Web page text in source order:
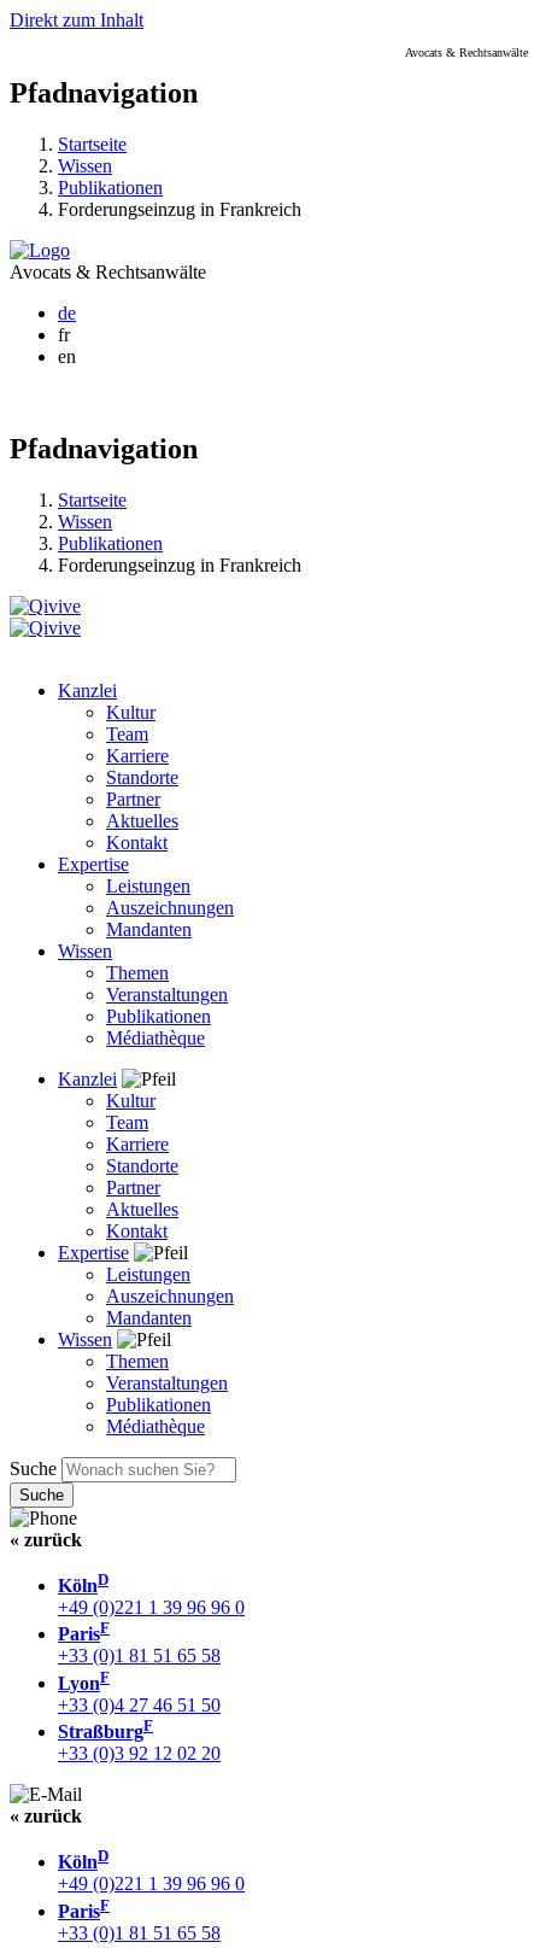
Direkt zum Inhalt
Avocats & Rechtsanwälte
Pfadnavigation
Startseite
Wissen
Publikationen
Forderungseinzug in Frankreich
Avocats & Rechtsanwälte
de
fr
en
Pfadnavigation
Startseite
Wissen
Publikationen
Forderungseinzug in Frankreich
Kanzlei
Kultur
Team
Karriere
Standorte
Partner
Aktuelles
Kontakt
Expertise
Leistungen
Auszeichnungen
Mandanten
Wissen
Themen
Veranstaltungen
Publikationen
Médiathèque
Kanzlei
Kultur
Team
Karriere
Standorte
Partner
Aktuelles
Kontakt
Expertise
Leistungen
Auszeichnungen
Mandanten
Wissen
Themen
Veranstaltungen
Publikationen
Médiathèque
Suche
« zurück
KölnD
+49 (0)221 1 39 96 96 0
ParisF
+33 (0)1 81 51 65 58
LyonF
+33 (0)4 27 46 51 50
StraßburgF
+33 (0)3 92 12 02 20
« zurück
KölnD
+49 (0)221 1 39 96 96 0
ParisF
+33 (0)1 81 51 65 58